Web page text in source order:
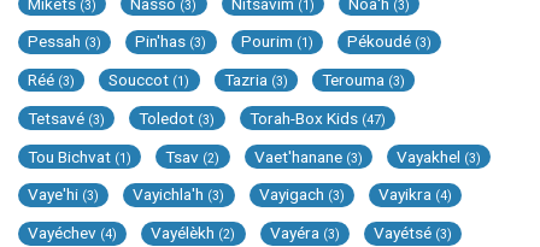
(3) (3) (1) (3)
Pessah (3) Pin'has (3) Pourim (1) Pékoudé (3)
Réé (3) Souccot (1) Tazria (3) Terouma (3)
Tetsavé (3) Toledot (3) Torah-Box Kids (47)
Tou Bichvat (1) Tsav (2) Vaet'hanane (3) Vayakhel (3)
Vaye'hi (3) Vayichla'h (3) Vayigach (3) Vayikra (4)
Vayéchev (4) Vayélèkh (2) Vayéra (3) Vayétsé (3)